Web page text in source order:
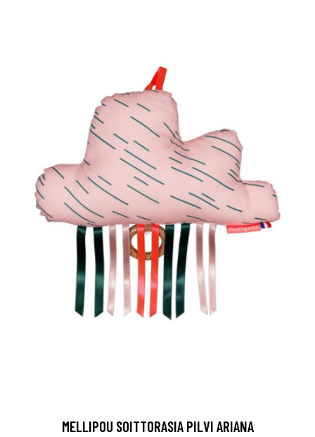
MELLIPOU SOITTORASIA PILVI ARIANA